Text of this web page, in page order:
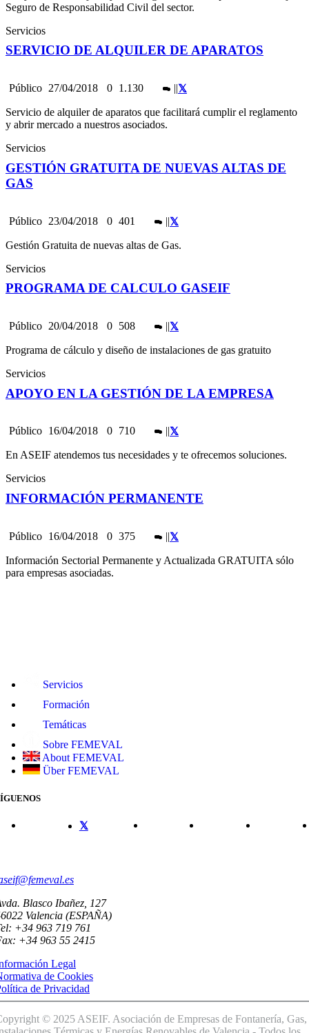
Seguro de Responsabilidad Civil del sector.
Servicios
SERVICIO DE ALQUILER DE APARATOS
Público 27/04/2018 0 1.130 ||
Servicio de alquiler de aparatos que facilitará cumplir el reglamento
y abrir mercado a nuestros asociados.
Servicios
GESTIÓN GRATUITA DE NUEVAS ALTAS DE
GAS
Público 23/04/2018 0 401 ||
Gestión Gratuita de nuevas altas de Gas.
Servicios
PROGRAMA DE CALCULO GASEIF
Público 20/04/2018 0 508 ||
Programa de cálculo y diseño de instalaciones de gas gratuito
Servicios
APOYO EN LA GESTIÓN DE LA EMPRESA
Público 16/04/2018 0 710 ||
En ASEIF atendemos tus necesidades y te ofrecemos soluciones.
Servicios
INFORMACIÓN PERMANENTE
Público 16/04/2018 0 375 ||
Información Sectorial Permanente y Actualizada GRATUITA sólo
para empresas asociadas.
Servicios
Formación
Temáticas
Sobre FEMEVAL
About FEMEVAL
Über FEMEVAL
Blasco Ibañez, 127
Valencia (ESPAÑA)
+34 963 719 761
+34 963 55 2415
Legal
de Cookies
de Privacidad
© 2025 ASEIF. Asociación de Empresas de Fontanería, Gas,